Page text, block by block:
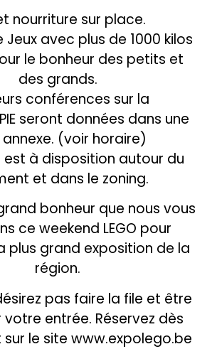
nourriture sur place.
Jeux avec plus de 1000 kilos
le bonheur des petits et
des grands.
conférences sur la
seront données dans une
annexe. (voir horaire)
est à disposition autour du
et dans le zoning.
bonheur que nous vous
ce weekend LEGO pour
plus grand exposition de la
région.
pas faire la file et être
votre entrée. Réservez dès
le site www.expolego.be